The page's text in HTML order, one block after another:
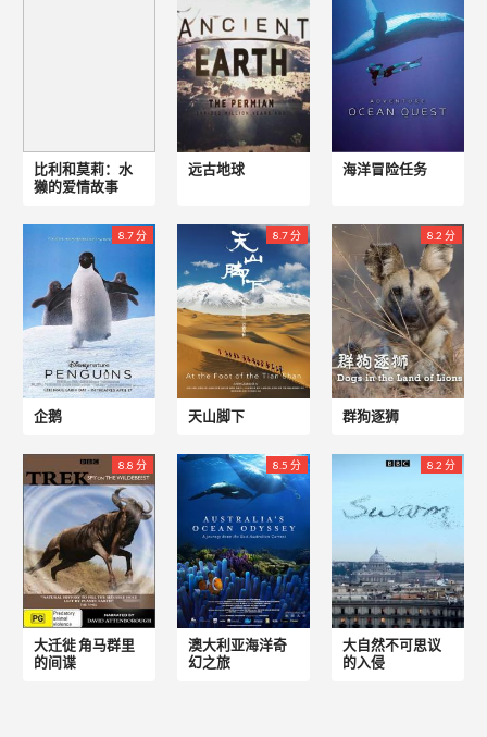
比利和莫莉：水
獭的爱情故事
远古地球 海洋冒险任务
8.7 分
企鹅
8.7 分
天山脚下
8.2 分
群狗逐狮
8.8 分
大迁徙 角马群里
的间谍
8.5 分
澳大利亚海洋奇
幻之旅
8.2 分
大自然不可思议
的入侵